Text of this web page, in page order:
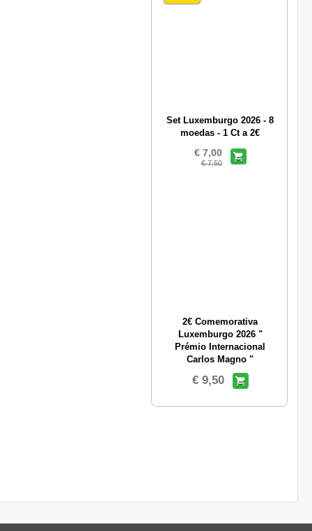
Set Luxemburgo 2026 - 8
moedas - 1 Ct a 2€
€ 7,00
€ 7,50
2€ Comemorativa
Luxemburgo 2026 "
Prémio Internacional
Carlos Magno "
€ 9,50